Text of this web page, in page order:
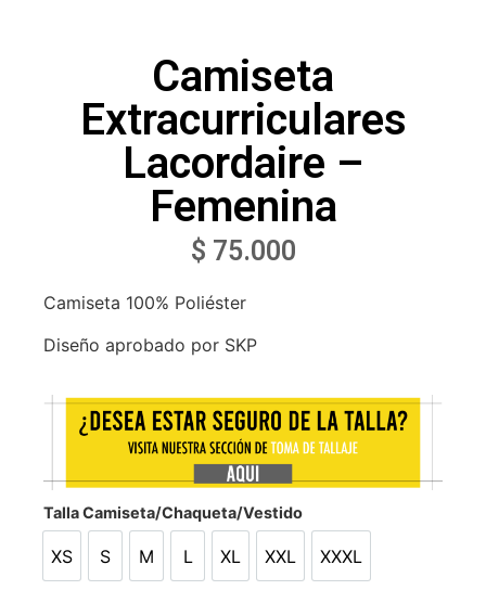
Camiseta
Extracurriculares
Lacordaire –
Femenina
$ 75.000
Camiseta 100% Poliéster
Diseño aprobado por SKP
Talla Camiseta/Chaqueta/Vestido
XS
XS
S
S
M
M
L
L
XL
XL
XXL
XXL
XXXL
XXXL